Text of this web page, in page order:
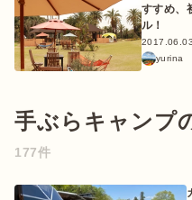
すすめ、
ル！
2017.06.03
yurina
手ぶらキャンプ
177件
初めての方